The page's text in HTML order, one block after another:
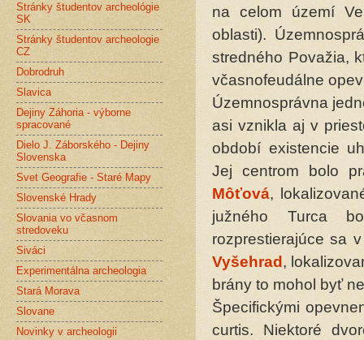
na celom území
oblasti).
stredného Považia,
včasnofeudálne
Územnosprávna
asi vznikla aj v
období existencie
Jej centrom bolo
Môťová,
južného Turca
rozprestierajúce sa
Vyšehrad ,
brány to mohol byť
Špecifickými
curtis. Niektoré
Stránky študentov archeológie
SK
Stránky študentov archeologie
CZ
Dobrodruh
Slavica
Dejiny Záhoria - výborne
spracované
Dielo J. Záborského - Dejiny
Slovenska
Svet Geografie - Staré Mapy
Slovenské Hrady
Slovania vo včasnom
stredoveku
Siváci
Experimentálna archeologia
Stará Morava
Slovane
Novinky v archeologii